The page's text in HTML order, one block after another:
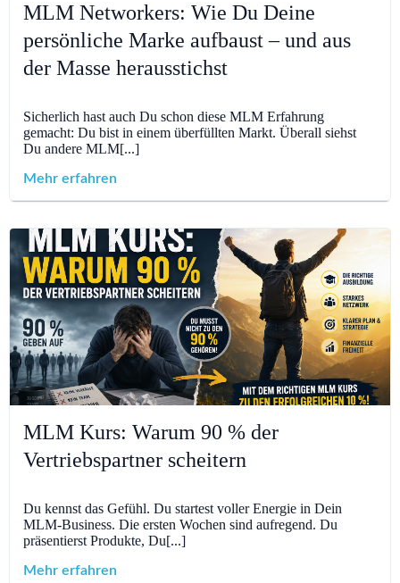
MLM Networkers: Wie Du Deine
persönliche Marke aufbaust – und aus
der Masse herausstichst
Sicherlich hast auch Du schon diese MLM Erfahrung
gemacht: Du bist in einem überfüllten Markt. Überall siehst
Du andere MLM[...]
Mehr erfahren
MLM Kurs: Warum 90 % der
Vertriebspartner scheitern
Du kennst das Gefühl. Du startest voller Energie in Dein
MLM-Business. Die ersten Wochen sind aufregend. Du
präsentierst Produkte, Du[...]
Mehr erfahren